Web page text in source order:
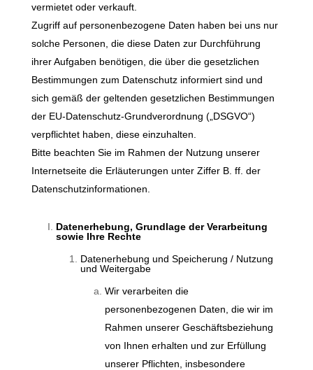
vermietet oder verkauft.
Zugriff auf personenbezogene Daten haben bei uns nur
solche Personen, die diese Daten zur Durchführung
ihrer Aufgaben benötigen, die über die gesetzlichen
Bestimmungen zum Datenschutz informiert sind und
sich gemäß der geltenden gesetzlichen Bestimmungen
der EU-Datenschutz-Grundverordnung („DSGVO“)
verpflichtet haben, diese einzuhalten.
Bitte beachten Sie im Rahmen der Nutzung unserer
Internetseite die Erläuterungen unter Ziffer B. ff. der
Datenschutzinformationen.
Datenerhebung, Grundlage der Verarbeitung
sowie Ihre Rechte
Datenerhebung und Speicherung / Nutzung
und Weitergabe
Wir verarbeiten die
personenbezogenen Daten, die wir im
Rahmen unserer Geschäftsbeziehung
von Ihnen erhalten und zur Erfüllung
unserer Pflichten, insbesondere